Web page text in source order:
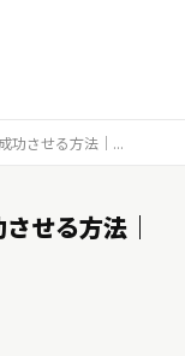
功させる方法｜...
せる方法｜